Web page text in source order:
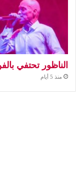
الناظور تحتفي
منذ 5 أيام